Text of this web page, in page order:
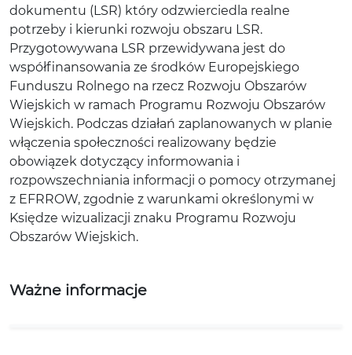
dokumentu (LSR) który odzwierciedla realne
potrzeby i kierunki rozwoju obszaru LSR.
Przygotowywana LSR przewidywana jest do
współfinansowania ze środków Europejskiego
Funduszu Rolnego na rzecz Rozwoju Obszarów
Wiejskich w ramach Programu Rozwoju Obszarów
Wiejskich. Podczas działań zaplanowanych w planie
włączenia społeczności realizowany będzie
obowiązek dotyczący informowania i
rozpowszechniania informacji o pomocy otrzymanej
z EFRROW, zgodnie z warunkami określonymi w
Księdze wizualizacji znaku Programu Rozwoju
Obszarów Wiejskich.
Ważne informacje